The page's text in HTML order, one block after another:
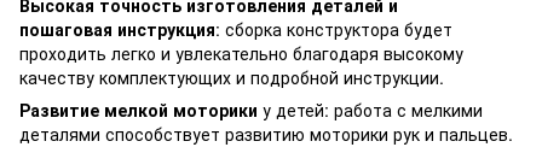
Высокая точность изготовления деталей и
пошаговая инструкция: сборка конструктора будет
проходить легко и увлекательно благодаря высокому
качеству комплектующих и подробной инструкции.
Развитие мелкой моторики у детей: работа с мелкими
деталями способствует развитию моторики рук и пальцев.